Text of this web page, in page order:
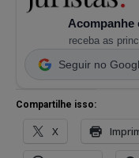
Acompanhe
receba as
Seguir no
Compartilhe isso:
X